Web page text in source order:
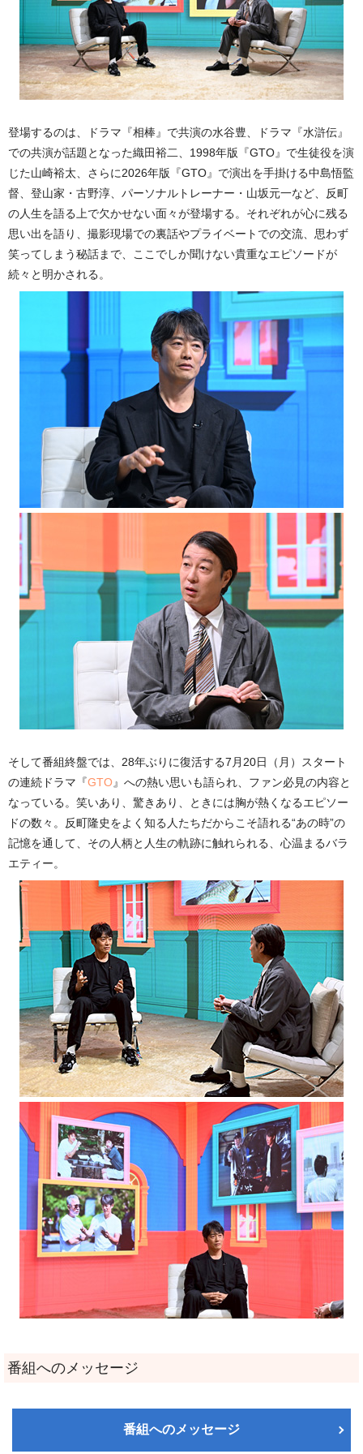
登場するのは、ドラマ『相棒』で共演の水谷豊、ドラマ『水滸伝』
での共演が話題となった織田裕二、1998年版『GTO』で生徒役を演
じた山崎裕太、さらに2026年版『GTO』で演出を手掛ける中島悟監
督、登山家・古野淳、パーソナルトレーナー・山坂元一など、反町
の人生を語る上で欠かせない面々が登場する。それぞれが心に残る
思い出を語り、撮影現場での裏話やプライベートでの交流、思わず
笑ってしまう秘話まで、ここでしか聞けない貴重なエピソードが
続々と明かされる。
そして番組終盤では、28年ぶりに復活する7月20日（月）スタート
の連続ドラマ『GTO』への熱い思いも語られ、ファン必見の内容と
なっている。笑いあり、驚きあり、ときには胸が熱くなるエピソー
ドの数々。反町隆史をよく知る人たちだからこそ語れる“あの時”の
記憶を通して、その人柄と人生の軌跡に触れられる、心温まるバラ
エティー。
番組へのメッセージ
番組へのメッセージ